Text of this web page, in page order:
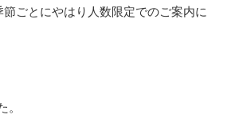
ごとにやはり人数限定でのご案内に